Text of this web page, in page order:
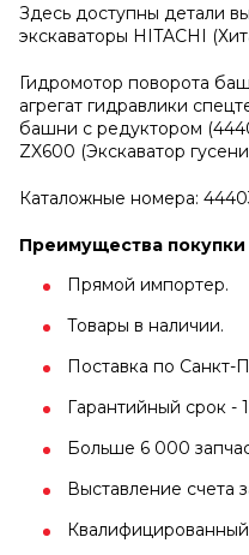
Здесь доступны детали
экскаваторы HITACHI
Гидромотор поворота
агрегат гидравлики
башни с редуктором
ZX600 (Экскаватор
Каталожные номера:
Преимущества
Прямой импортер.
Товары в наличии.
Поставка по Санкт-
Гарантийный срок -
Больше 6 000
Выставление счета